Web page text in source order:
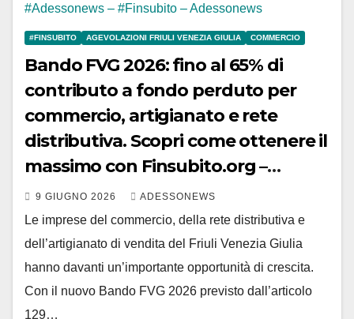
#FINSUBITO AGEVOLAZIONI FRIULI VENEZIA GIULIA COMMERCIO
Bando FVG 2026: fino al 65% di
contributo a fondo perduto per
commercio, artigianato e rete
distributiva. Scopri come ottenere il
massimo con Finsubito.org –
#Adessonews – #Finsubito –
Adessonews
9 GIUGNO 2026 ADESSONEWS
Le imprese del commercio, della rete distributiva e
dell’artigianato di vendita del Friuli Venezia Giulia
hanno davanti un’importante opportunità di crescita.
Con il nuovo Bando FVG 2026 previsto dall’articolo
129…